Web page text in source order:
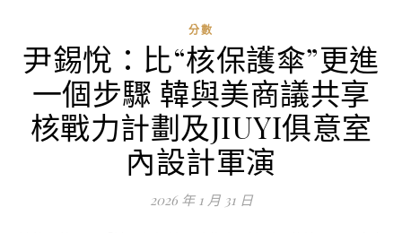
分數
尹錫悅：比“核保護傘”更進
一個步驟 韓與美商議共享
核戰力計劃及JIUYI俱意室
內設計軍演
2026 年 1 月 31 日